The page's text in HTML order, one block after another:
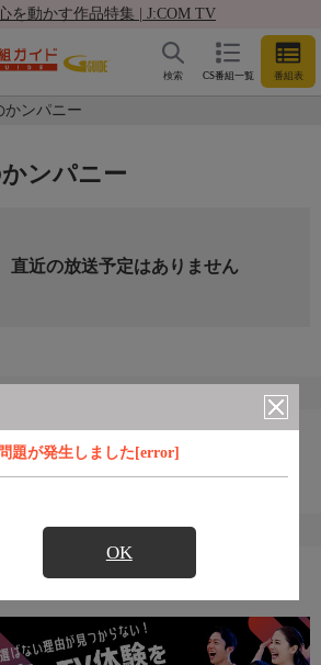
を動かす作品特集 | J:COM TV
CS番組一覧 番組表
検索
かンパニー
題が発生しました[error]
OK
ンパニー
直近の放送予定はありません
すめ番組
報